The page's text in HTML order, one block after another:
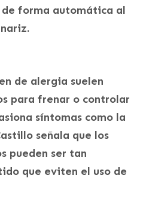
forma automática al
de alergia suelen
para frenar o controlar
síntomas como la
señala que los
pueden ser tan
que eviten el uso de